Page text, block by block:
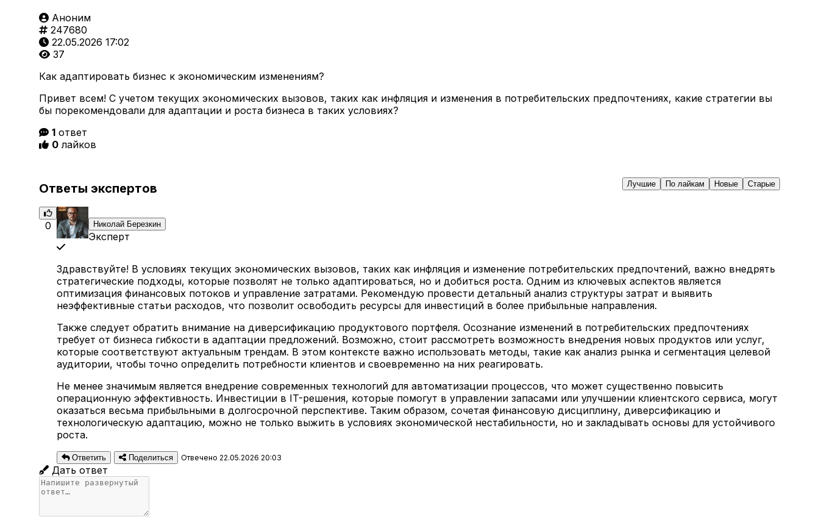
Аноним
247680
22.05.2026 17:02
37
Как адаптировать бизнес к экономическим изменениям?
Привет всем! С учетом текущих экономических вызовов, таких как инфляция и изменения в потребительских предпочтениях, какие стратегии вы
бы порекомендовали для адаптации и роста бизнеса в таких условиях?
1 ответ
0 лайков
Ответы экспертов Лучшие По лайкам Новые Старые
0 Николай Березкин
Эксперт
Здравствуйте! В условиях текущих экономических вызовов, таких как инфляция и изменение потребительских предпочтений, важно внедрять
стратегические подходы, которые позволят не только адаптироваться, но и добиться роста. Одним из ключевых аспектов является
оптимизация финансовых потоков и управление затратами. Рекомендую провести детальный анализ структуры затрат и выявить
неэффективные статьи расходов, что позволит освободить ресурсы для инвестиций в более прибыльные направления.
Также следует обратить внимание на диверсификацию продуктового портфеля. Осознание изменений в потребительских предпочтениях
требует от бизнеса гибкости в адаптации предложений. Возможно, стоит рассмотреть возможность внедрения новых продуктов или услуг,
которые соответствуют актуальным трендам. В этом контексте важно использовать методы, такие как анализ рынка и сегментация целевой
аудитории, чтобы точно определить потребности клиентов и своевременно на них реагировать.
Не менее значимым является внедрение современных технологий для автоматизации процессов, что может существенно повысить
операционную эффективность. Инвестиции в IT-решения, которые помогут в управлении запасами или улучшении клиентского сервиса, могут
оказаться весьма прибыльными в долгосрочной перспективе. Таким образом, сочетая финансовую дисциплину, диверсификацию и
технологическую адаптацию, можно не только выжить в условиях экономической нестабильности, но и закладывать основы для устойчивого
роста.
Ответить Поделиться Отвечено 22.05.2026 20:03
Дать ответ